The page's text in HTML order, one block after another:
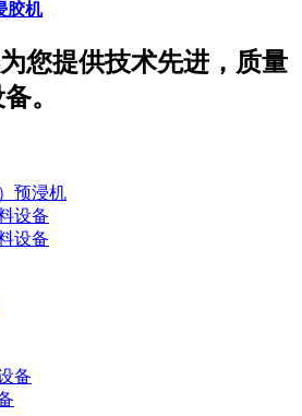
胶机
您提供技术先进，质量
。
预浸机
设备
设备
备